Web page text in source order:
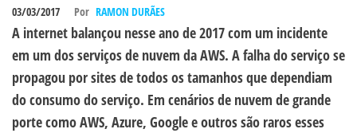
03/03/2017 Por RAMON DURÃES
A internet balançou nesse ano de 2017 com um incidente
em um dos serviços de nuvem da AWS. A falha do serviço se
propagou por sites de todos os tamanhos que dependiam
do consumo do serviço. Em cenários de nuvem de grande
porte como AWS, Azure, Google e outros são raros esses